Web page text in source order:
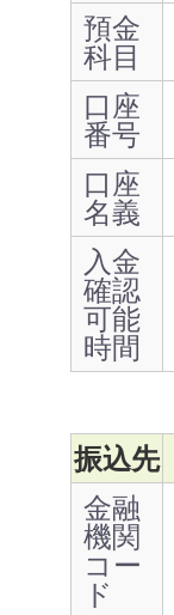
預金
科目
口座
番号
口座
名義
入金
確認
可能
時間
振込先
金融
機関
コー
ド